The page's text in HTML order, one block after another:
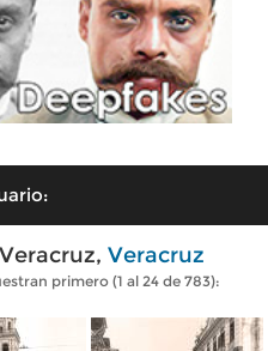
Veracruz
primero (1 al 24 de 783):